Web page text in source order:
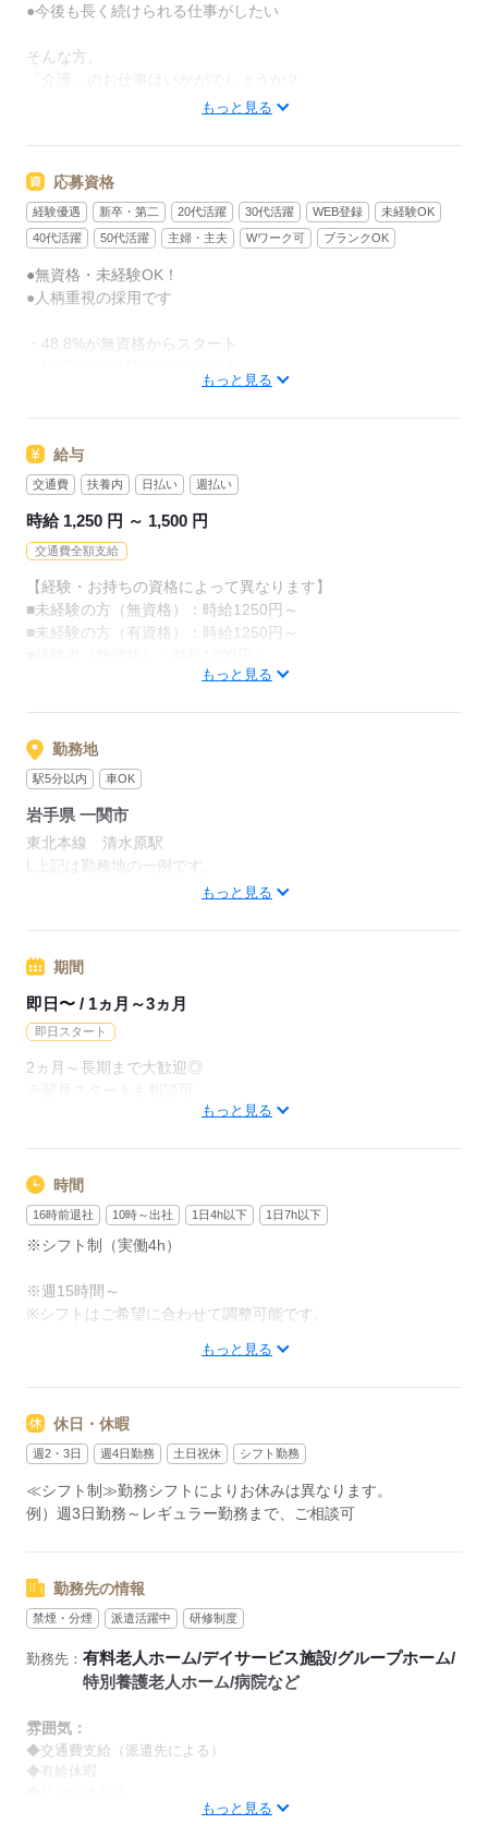
●今後も長く続けられる仕事がしたい
そんな方、
経験や資格がまったくいらない
“サポート”的なお仕事が増えてるんです。
たとえば、未経験・無資格の
新人さんにお任せするのは
リネン（シーツ・枕カバー・タオル類）
の補充・運搬 など
本当に誰でもできる
カンタンなお仕事ばかり。
お仕事に慣れてきたら、少しずつ
専門的なこともお任せしていきます。
（食事・入浴・お手洗いのサポートなど）
きちんと経験を積めば、
あなたもはじめてみませんか？
応募する
もっと見る
応募資格
経験優遇 新卒・第二 20代活躍 30代活躍 WEB登録
未経験OK
40代活躍
50代活躍 主婦・主夫 Wワーク可 ブランクOK
●無資格・未経験OK！
●人柄重視の採用です
・48.8%が無資格からスタート
資格がとれるまでは無資格・未経験でも
介護未経験の方を全力でバックアップします！
もちろん経験者の方や、
介護福祉士、ケアマネージャー、
介護職員初任者研修等の資格保有者の方も大歓迎！
応募する
もっと見る
給与
交通費 扶養内 日払い 週払い
時給 1,250 円 ～ 1,500 円
交通費全額支給
【経験・お持ちの資格によって異なります】
■未経験の方（無資格）：時給1250円～
■未経験の方（有資格）：時給1250円～
■経験者（有資格）：時給1350円～
※22時～翌5時の就労は深夜時給適用
※お給料は最短で週払いOK！（規定有）
※残業代は別途全額支給
【月給例】
月給220000円（月22日勤務・実働1日8h）
※未経験の方（無資格）：時給1250円で算出した場合となりま
※交通費全額支給（派遣先による）
※車通勤OK/規定あり
応募する
もっと見る
勤務地
駅5分以内 車OK
岩手県 一関市
東北本線 清水原駅
L上記は勤務地の一例です。
【他勤務先例】入居施設、デイサービス、ショートステイ、ク
もっと見る
期間
即日〜 / 1ヵ月～3ヵ月
即日スタート
2ヵ月～長期まで大歓迎◎
※試用期間（初回2ヵ月契約）もっと見る
時間
16時前退社 10時～出社 1日4h以下 1日7h以下
※シフト制（実働4h）
※週15時間～
※シフトはご希望に合わせて調整可能です。
09：00～18：00
【遅番】
【夜勤】
17：00～10：00
2～3ヵ月程度のならし日勤が必要です
その他、
●週2日・1日4h～
●日勤のみ
など、いろんなシフトのお仕事をご紹介できます！
登録の際に、あなたのご希望をお聞かせください。
勤務したシフトを申請後、最短で2日後に給与GETも可能！
もっと見る
休日・休暇
週2・3日 週4日勤務 土日祝休 シフト勤務
≪シフト制≫勤務シフトによりお休みは異なります。
例）週3日勤務～レギュラー勤務まで、ご相談可
勤務先の情報
禁煙・分煙 派遣活躍中 研修制度
勤務先： 有料老人ホーム/デイサービス施設/グループホーム/
特別養護老人ホーム/病院など
雰囲気：
◆交通費支給（派遣先による）
◆有給休暇
※喫煙環境に関しては就業場所ごとに異なります。
もっと見る